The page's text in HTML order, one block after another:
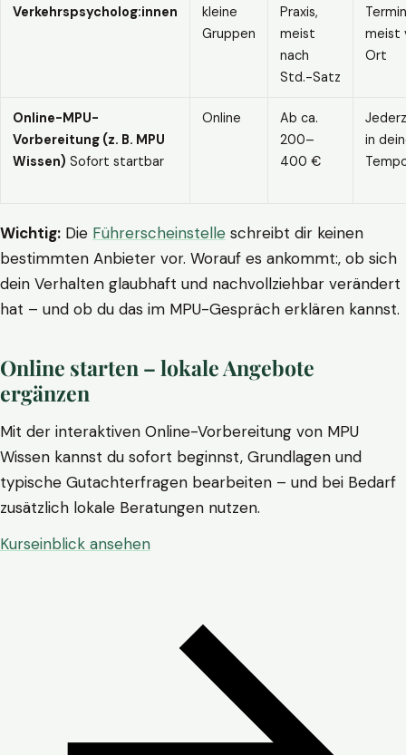
Verkehrspsycholog:innen
kleine
Gruppen
Praxis,
meist
nach
Std.-Satz
meist
Ort
Online-MPU-
Vorbereitung (z. B. MPU
Wissen) Sofort startbar
Online
Ab ca.
200–
400 €
in
Wichtig: Die Führerscheinstelle schreibt dir keinen
bestimmten Anbieter vor. Worauf es ankommt:, ob sich
dein Verhalten glaubhaft und nachvollziehbar verändert
hat – und ob du das im MPU-Gespräch erklären kannst.
Online starten – lokale Angebote
ergänzen
Mit der interaktiven Online-Vorbereitung von MPU
Wissen kannst du sofort beginnst, Grundlagen und
typische Gutachterfragen bearbeiten – und bei Bedarf
zusätzlich lokale Beratungen nutzen.
Kurseinblick ansehen